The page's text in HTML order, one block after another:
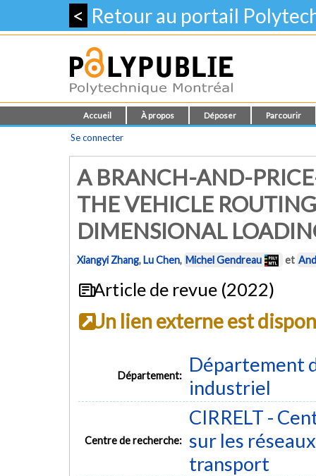
< Retour au portail
Accueil À propos Déposer Parcourir
Se connecter
A BRANCH-AND-
THE VEHICLE
DIMENSIONAL
Xiangyi Zhang,Lu Chen, Michel Gendreau et
Article de revue (2022)
Un lien externe est
Département:
Département
industriel
Centre de recherche:
CIRRELT -
sur les
transport